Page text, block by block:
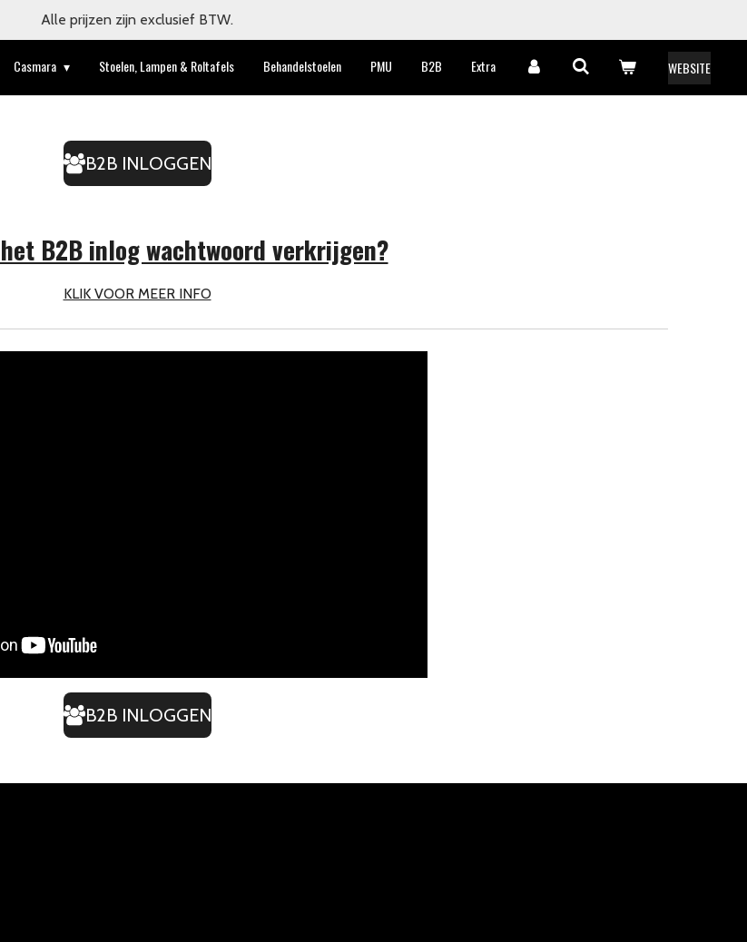
Alle prijzen zijn exclusief BTW.
Casmara Stoelen, Lampen & Roltafels Behandelstoelen PMU B2B Extra WEBSITE
B2B INLOGGEN
B2B inlog wachtwoord verkrijgen?
KLIK VOOR MEER INFO
B2B INLOGGEN